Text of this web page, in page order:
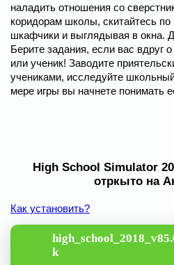
наладить отношения со
коридорам школы, скитайтесь
шкафчики и выглядывая в окна.
Берите задания, если вас вдруг
или ученик! Заводите
учениками, исследуйте
мере игры вы начнете понимать
High School Simulator
отркыто на
Как установить?
k